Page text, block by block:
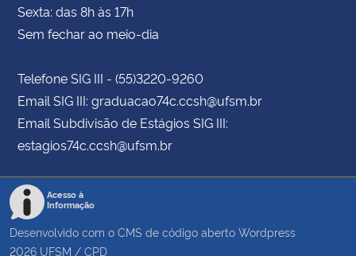
Sexta: das 8h às 17h
Sem fechar ao meio-dia
Telefone SIG III - (55)3220-9260
Email SIG III: graduacao74c.ccsh@ufsm.br
Email Subdivisão de Estágios SIG III:
estagios74c.ccsh@ufsm.br
Acesso à
Informação
Desenvolvido com o CMS de código aberto Wordpress
2026 UFSM / CPD